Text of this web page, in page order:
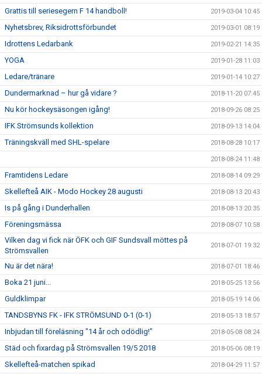
Grattis till seriesegern F 14 handboll! 2019-03-04 10:45
Nyhetsbrev, Riksidrottsförbundet 2019-03-01 08:19
Idrottens Ledarbank 2019-02-21 14:35
YOGA 2019-01-28 11:03
Ledare/tränare 2019-01-14 10:27
Dundermarknad – hur gå vidare ? 2018-11-20 07:45
Nu kör hockeysäsongen igång! 2018-09-26 08:25
IFK Strömsunds kollektion 2018-09-13 14:04
Träningskväll med SHL-spelare 2018-08-28 10:17
2018-08-24 11:48
Framtidens Ledare 2018-08-14 09:29
Skellefteå AIK - Modo Hockey 28 augusti 2018-08-13 20:43
Is på gång i Dunderhallen 2018-08-13 20:35
Föreningsmässa 2018-08-07 10:58
Vilken dag vi fick när ÖFK och GIF Sundsvall möttes på
Strömsvallen
2018-07-01 19:32
Nu är det nära! 2018-07-01 18:46
Boka 21 juni... 2018-05-25 13:56
Guldklimpar 2018-05-19 14:06
TANDSBYNS FK - IFK STRÖMSUND 0-1 (0-1) 2018-05-13 18:57
Inbjudan till föreläsning "14 år och odödlig!" 2018-05-08 08:24
Städ och fixardag på Strömsvallen 19/5 2018 2018-05-06 08:19
Skellefteå-matchen spikad 2018-04-29 11:57